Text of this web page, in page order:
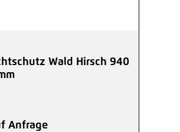
Wald Hirsch 940
Anfrage